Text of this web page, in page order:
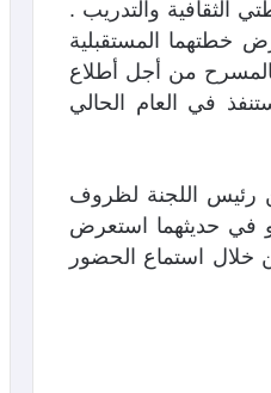
والتدريب .
خطتهما المستقبلية
من أجل أطلاع
في العام الحالي
رئيس اللجنة لظروف
في حديثهما استعرض
خلال استماع الحضور